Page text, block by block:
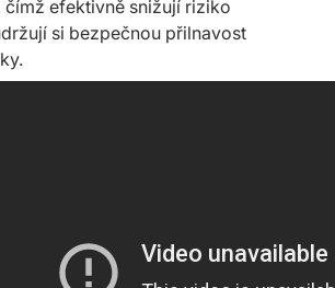
efektivně snižují riziko
si bezpečnou přilnavost